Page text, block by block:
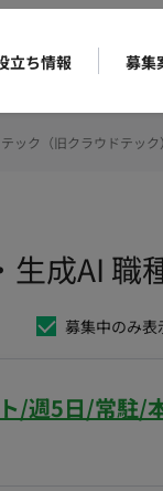
立ち情報 募集
生成AI
募集中のみ表
/週5日/常駐/
ック（旧クラウドテック）